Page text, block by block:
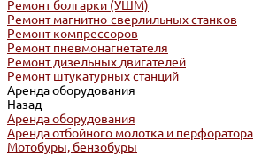
Ремонт болгарки (УШМ)
Ремонт магнитно-сверлильных станков
Ремонт компрессоров
Ремонт пневмонагнетателя
Ремонт дизельных двигателей
Ремонт штукатурных станций
Аренда оборудования
Назад
Аренда оборудования
Аренда отбойного молотка и перфоратора
Мотобуры, бензобуры